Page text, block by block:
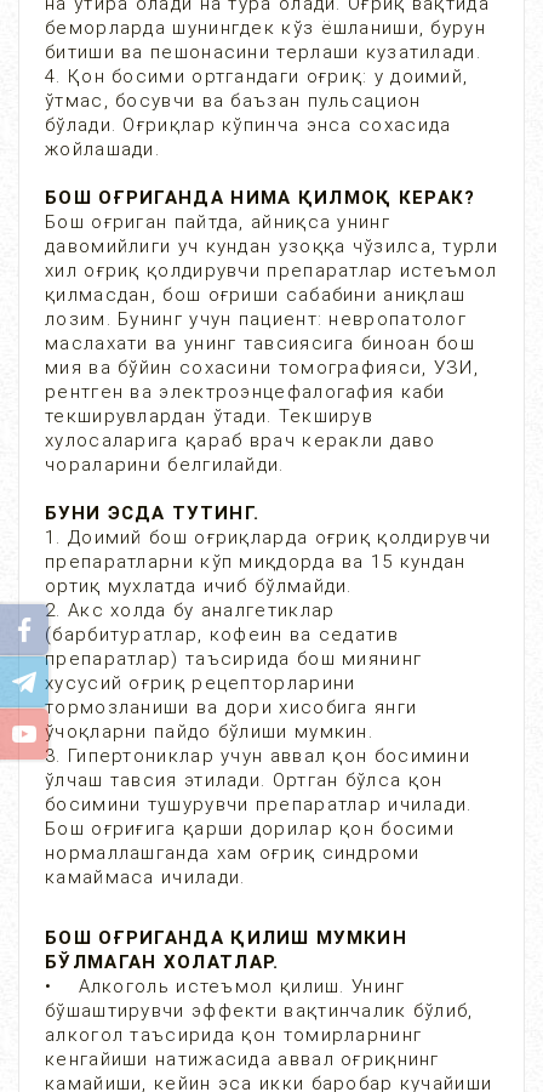
беморларда шунингдек кўз ёшланиши, бурун
битиши ва пешонасини терлаши кузатилади.
4. Қон босими ортгандаги оғриқ: у доимий,
ўтмас, босувчи ва баъзан пульсацион
бўлади. Оғриқлар кўпинча энса сохасида
жойлашади.
БОШ ОҒРИГАНДА НИМА ҚИЛМОҚ КЕРАК?
Бош оғриган пайтда, айниқса унинг
давомийлиги уч кундан узоққа чўзилса, турли
хил оғриқ қолдирувчи препаратлар истеъмол
қилмасдан, бош оғриши сабабини аниқлаш
лозим. Бунинг учун пациент: невропатолог
маслахати ва унинг тавсиясига биноан бош
мия ва бўйин сохасини томографияси, УЗИ,
рентген ва электроэнцефалогафия каби
текширувлардан ўтади. Текширув
хулосаларига қараб врач керакли даво
чораларини белгилайди.
БУНИ ЭСДА ТУТИНГ.
1. Доимий бош оғриқларда оғриқ қолдирувчи
препаратларни кўп миқдорда ва 15 кундан
ортиқ мухлатда ичиб бўлмайди.
2. Акс холда бу аналгетиклар
(барбитуратлар, кофеин ва седатив
препаратлар) таъсирида бош миянинг
хусусий оғриқ рецепторларини
тормозланиши ва дори хисобига янги
ўчоқларни пайдо бўлиши мумкин.
3. Гипертониклар учун аввал қон босимини
ўлчаш тавсия этилади. Ортган бўлса қон
босимини тушурувчи препаратлар ичилади.
Бош оғриғига қарши дорилар қон босими
нормаллашганда хам оғриқ синдроми
камаймаса ичилади.
БОШ ОҒРИГАНДА ҚИЛИШ МУМКИН
БЎЛМАГАН ХОЛАТЛАР.
• Алкоголь истеъмол қилиш. Унинг
бўшаштирувчи эффекти вақтинчалик бўлиб,
алкогол таъсирида қон томирларнинг
кенгайиши натижасида аввал оғриқнинг
камайиши, кейин эса икки баробар кучайиши